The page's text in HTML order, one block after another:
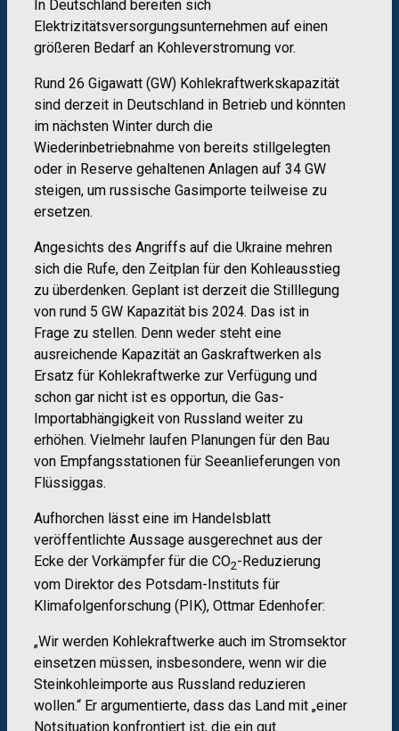
In Deutschland bereiten sich
Elektrizitätsversorgungsunternehmen auf einen
größeren Bedarf an Kohleverstromung vor.
Rund 26 Gigawatt (GW) Kohlekraftwerkskapazität
sind derzeit in Deutschland in Betrieb und könnten
im nächsten Winter durch die
Wiederinbetriebnahme von bereits stillgelegten
oder in Reserve gehaltenen Anlagen auf 34 GW
steigen, um russische Gasimporte teilweise zu
ersetzen.
Angesichts des Angriffs auf die Ukraine mehren
sich die Rufe, den Zeitplan für den Kohleausstieg
zu überdenken. Geplant ist derzeit die Stilllegung
von rund 5 GW Kapazität bis 2024. Das ist in
Frage zu stellen. Denn weder steht eine
ausreichende Kapazität an Gaskraftwerken als
Ersatz für Kohlekraftwerke zur Verfügung und
schon gar nicht ist es opportun, die Gas-
Importabhängigkeit von Russland weiter zu
erhöhen. Vielmehr laufen Planungen für den Bau
von Empfangsstationen für Seeanlieferungen von
Flüssiggas.
Aufhorchen lässt eine im Handelsblatt
veröffentlichte Aussage ausgerechnet aus der
Ecke der Vorkämpfer für die CO2-Reduzierung
vom Direktor des Potsdam-Instituts für
Klimafolgenforschung (PIK), Ottmar Edenhofer:
„Wir werden Kohlekraftwerke auch im Stromsektor
einsetzen müssen, insbesondere, wenn wir die
Steinkohleimporte aus Russland reduzieren
wollen.“ Er argumentierte, dass das Land mit „einer
Notsituation konfrontiert ist, die ein gut